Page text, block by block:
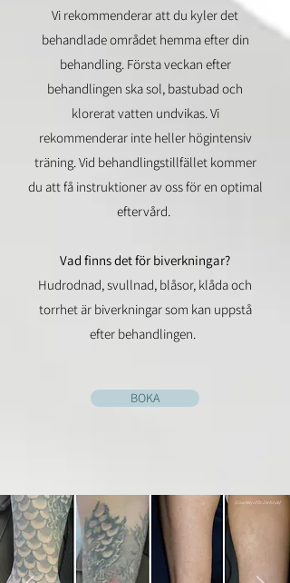
Vi rekommenderar att du kyler det
behandlade området hemma efter din
behandling. Första veckan efter
behandlingen ska sol, bastubad och
klorerat vatten undvikas. Vi
rekommenderar inte heller högintensiv
träning. Vid behandlingstillfället kommer
du att få instruktioner av oss för en optimal
eftervård.
Vad finns det för biverkningar?
Hudrodnad, svullnad, blåsor, klåda och
torrhet är biverkningar som kan uppstå
efter behandlingen. ​
BOKA
(Courtesy of Dr. Zerbinati)